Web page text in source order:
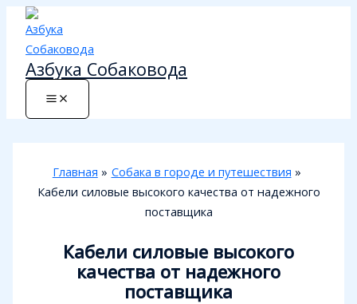
Перейти
содержимому
Азбука Собаковода
Главная
Собака в городе и путешествия
Кабели силовые высокого качества от надежного
поставщика
Кабели силовые высокого
качества от надежного
поставщика